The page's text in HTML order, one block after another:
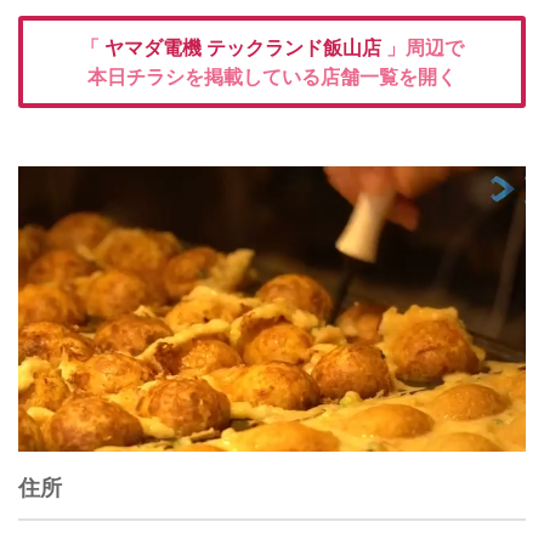
「 ヤマダ電機 テックランド飯山店 」周辺で
本日チラシを掲載している店舗一覧を開く
住所